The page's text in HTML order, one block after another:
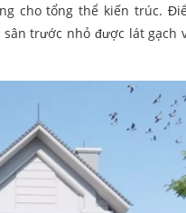
cho tổng thể kiến trúc.
trước nhỏ được lát gạch